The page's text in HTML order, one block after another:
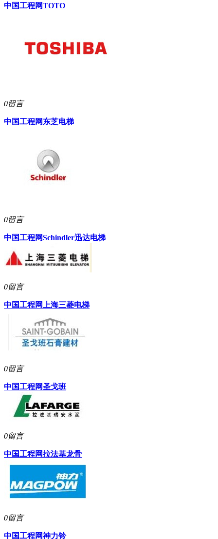
中国工程网TOTO
0留言
中国工程网东芝电梯
0留言
中国工程网Schindler迅达电梯
0留言
中国工程网 上海三菱电梯
0留言
中国工程网圣戈班
0留言
中国工程网拉法基龙骨
0留言
中国工程网神力铃